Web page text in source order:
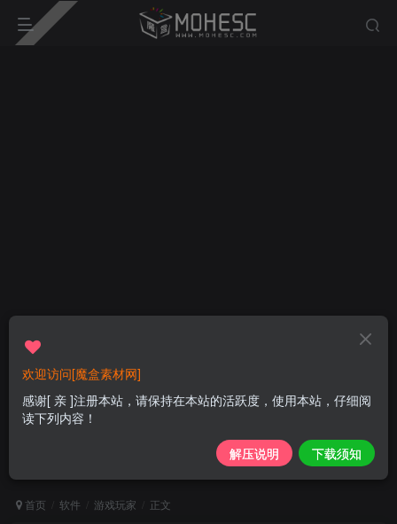
首页 软件 游戏玩家 正文
欢迎访问[魔盒素材网]
感谢[ 亲 ]注册本站，请保持在本站的活跃度，使用本站，仔细阅
读下列内容！
解压说明 下载须知